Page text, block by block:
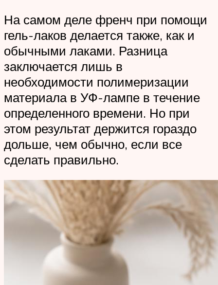
На самом деле френч при помощи
гель-лаков делается также, как и
обычными лаками. Разница
заключается лишь в
необходимости полимеризации
материала в УФ-лампе в течение
определенного времени. Но при
этом результат держится гораздо
дольше, чем обычно, если все
сделать правильно.